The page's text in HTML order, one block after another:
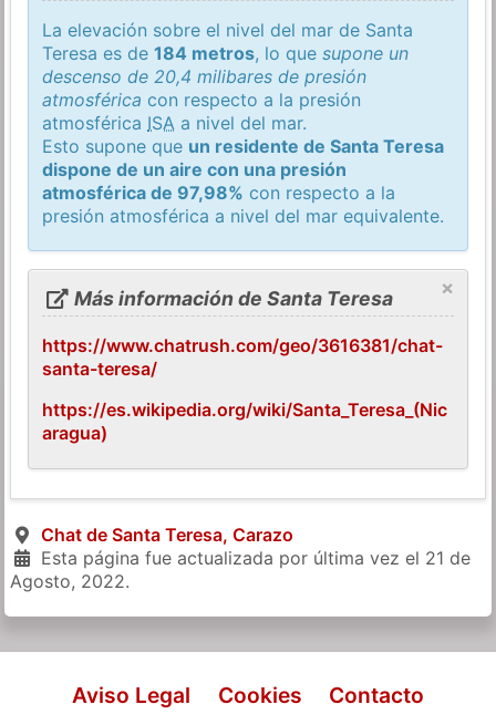
La elevación sobre el nivel del mar de Santa
Teresa es de184 metros, lo quesupone un
descenso de 20,4 milibares de presión
atmosférica con respecto a la presión
atmosférica ISA a nivel del mar.
Esto supone que un residente de Santa Teresa
dispone de un aire con una presión
atmosférica de 97,98% con respecto a la
presión atmosférica a nivel del mar equivalente.
×
Más información de Santa Teresa
https://www.chatrush.com/geo/3616381/chat-
santa-teresa/
https://es.wikipedia.org/wiki/Santa_Teresa_(Nic
aragua)
Chat de Santa Teresa, Carazo
Esta página fue actualizada por última vez el 21 de
Agosto, 2022.
Aviso Legal Cookies Contacto